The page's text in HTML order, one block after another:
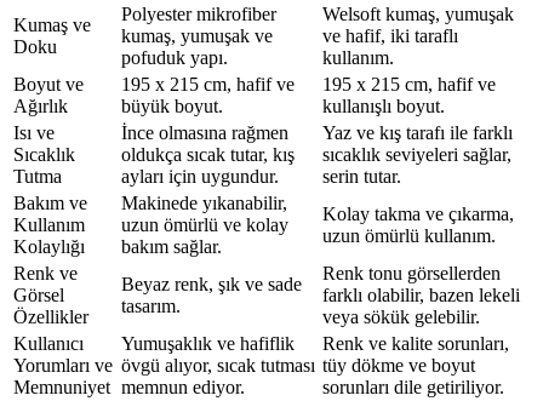
Kumaş ve
Doku
Polyester mikrofiber
kumaş, yumuşak ve
pofuduk yapı.
Welsoft kumaş, yumuşak
ve hafif, iki taraflı
kullanım.
Boyut ve
Ağırlık
195 x 215 cm, hafif ve
büyük boyut.
195 x 215 cm, hafif ve
kullanışlı boyut.
Isı ve
Sıcaklık
Tutma
İnce olmasına rağmen
oldukça sıcak tutar, kış
ayları için uygundur.
Yaz ve kış tarafı ile farklı
sıcaklık seviyeleri sağlar,
serin tutar.
Bakım ve
Kullanım
Kolaylığı
Makinede yıkanabilir,
uzun ömürlü ve kolay
bakım sağlar.
Kolay takma ve çıkarma,
uzun ömürlü kullanım.
Renk ve
Görsel
Özellikler
Beyaz renk, şık ve sade
tasarım.
Renk tonu görsellerden
farklı olabilir, bazen lekeli
veya sökük gelebilir.
Kullanıcı
Yorumları ve
Memnuniyet
Yumuşaklık ve hafiflik
övgü alıyor, sıcak tutması
memnun ediyor.
Renk ve kalite sorunları,
tüy dökme ve boyut
sorunları dile getiriliyor.